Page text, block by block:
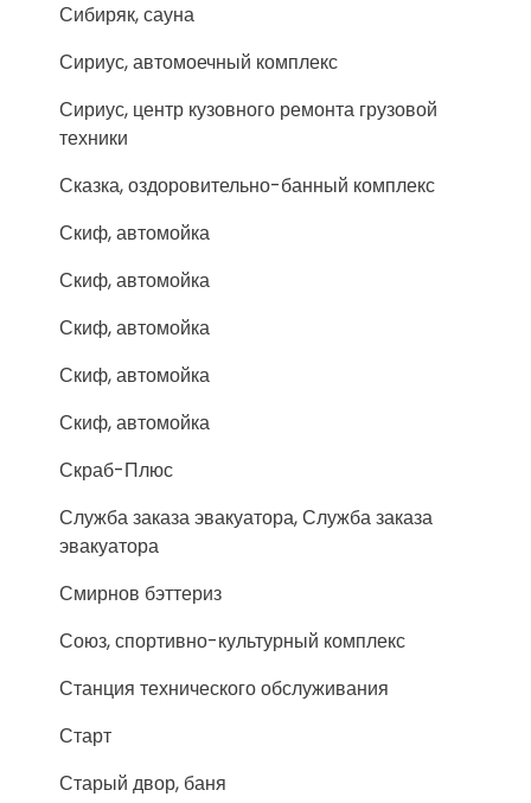
Сибиряк, сауна
Сириус, автомоечный комплекс
Сириус, центр кузовного ремонта грузовой
техники
Сказка, оздоровительно-банный комплекс
Скиф, автомойка
Скиф, автомойка
Скиф, автомойка
Скиф, автомойка
Скиф, автомойка
Скраб-Плюс
Служба заказа эвакуатора, Служба заказа
эвакуатора
Смирнов бэттериз
Союз, спортивно-культурный комплекс
Станция технического обслуживания
Старт
Старый двор, баня